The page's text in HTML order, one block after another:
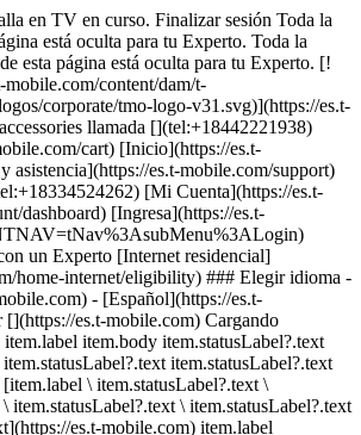
en TV en curso. Finalizar sesión Toda la
está oculta para tu Experto. Toda la
esta página está oculta para tu Experto. [!
content/dam/t-
corporate/tmo-logo-v31.svg)](https://es.t-
llamada [](tel:+18442221938)
cart) [Inicio](https://es.t-
asistencia](https://es.t-mobile.com/support)
[Mi Cuenta](https://es.t-
dashboard) [Ingresa](https://es.t-
un Experto [Internet residencial]
home-internet/eligibility) ### Elegir idioma -
- [Español](https://es.t-
[](https://es.t-mobile.com) Cargando
item.body item.statusLabel?.text
item.statusLabel?.text
\ item.statusLabel?.text \
item.statusLabel?.text \ item.statusLabel?.text
es.t-mobile.com) item.label